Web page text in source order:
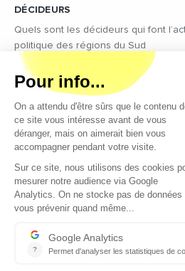
DÉCIDEURS
Quels sont les décideurs qui font
politique des régions du Sud
Copyright © 2026 - Tous droits
Qui sommes-nous ?
Contact
Conditions générales d’utilisation